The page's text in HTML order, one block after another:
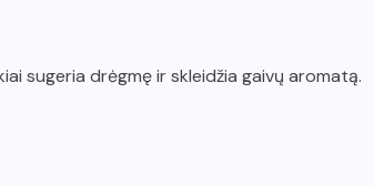
sugeria drėgmę ir skleidžia gaivų aromatą.